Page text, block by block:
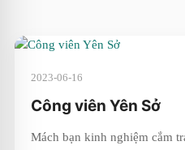
2023-06-16
Công viên Yên Sở
Mách bạn kinh nghiệm cắm